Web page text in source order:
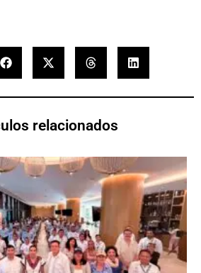
relacionados